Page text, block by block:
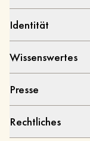
Identität
Wissenswertes
Presse
Rechtliches